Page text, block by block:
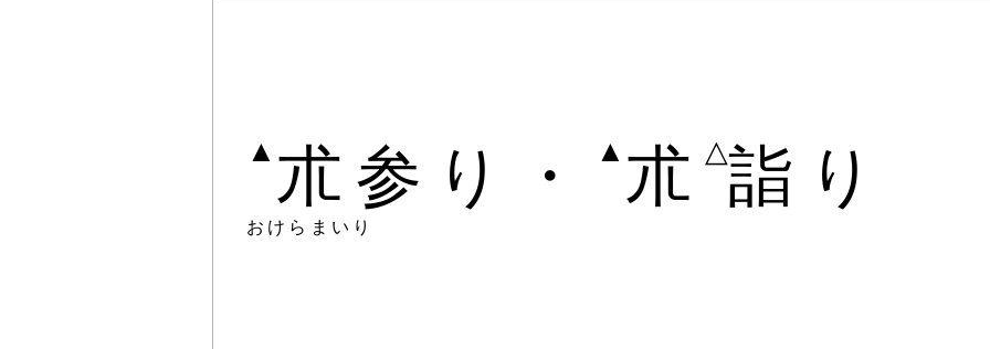
▲ 朮参り・ ▲ 朮 △詣り
おけらまいり